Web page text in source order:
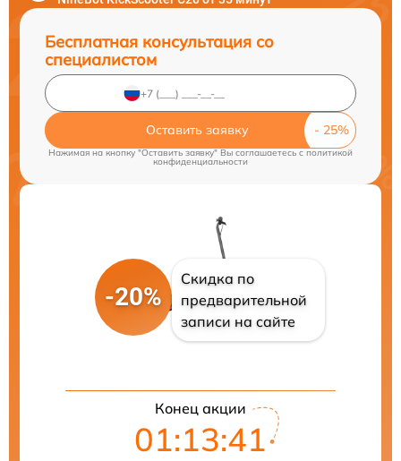
Бесплатная консультация со
специалистом
Оставить заявку
Нажимая на кнопку "Оставить заявку" Вы соглашаетесь c политикой
конфиденциальности
-20%
Скидка по
предварительной
записи на сайте
Конец акции
01:13:40